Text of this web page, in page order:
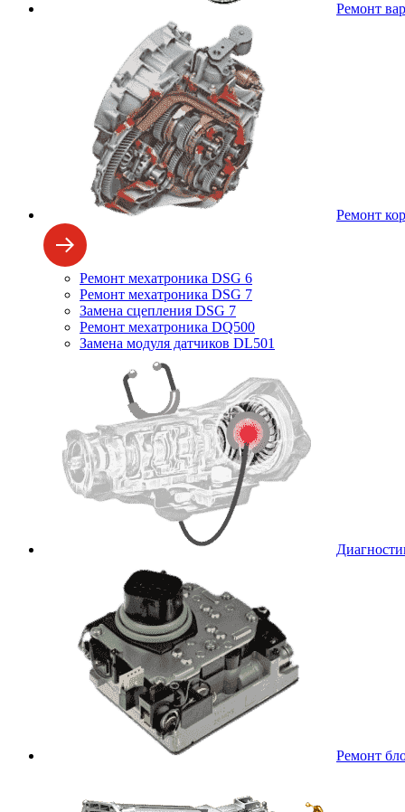
Ремонт
Ремонт
Ремонт мехатроника DSG 6
Ремонт мехатроника DSG 7
Замена сцепления DSG 7
Ремонт мехатроника DQ500
Замена модуля датчиков DL501
Ремонт